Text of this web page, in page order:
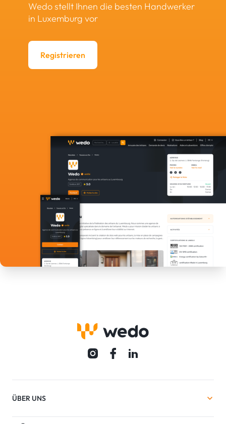
Wedo stellt Ihnen die besten Handwerker
in Luxemburg vor
Registrieren
ÜBER UNS